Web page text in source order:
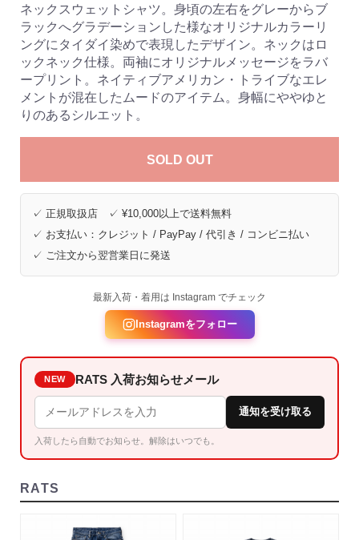
ネックスウェットシャツ。身頃の左右をグレーからブ
ラックへグラデーションした様なオリジナルカラーリ
ングにタイダイ染めで表現したデザイン。ネックはロ
ックネック仕様。両袖にオリジナルメッセージをラバ
ープリント。ネイティブアメリカン・トライブなエレ
メントが混在したムードのアイテム。身幅にややゆと
りのあるシルエット。
SOLD OUT
✓ 正規取扱店 ✓ ¥10,000以上で送料無料
✓ お支払い：クレジット / PayPay / 代引き / コンビニ払い
✓ ご注文から翌営業日に発送
最新入荷・着用は Instagram でチェック
Instagramをフォロー
NEW RATS 入荷お知らせメール
通知を受け取る
入荷したら自動でお知らせ。解除はいつでも。
RATS